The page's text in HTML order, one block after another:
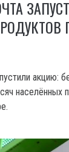
акцию:
населённых